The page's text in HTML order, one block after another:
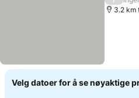
3.2 km
Velg datoer for å se nøyaktige